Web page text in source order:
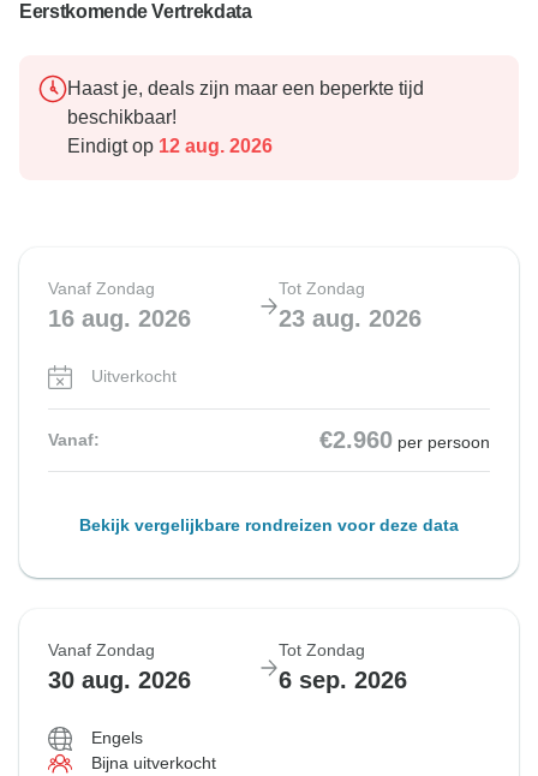
Eerstkomende Vertrekdata
Haast je, deals zijn maar een beperkte tijd
beschikbaar!
Eindigt op 12 aug. 2026
Vanaf Zondag
16 aug. 2026
Tot Zondag
23 aug. 2026
Uitverkocht
Vanaf: €2.960 per persoon
Bekijk vergelijkbare rondreizen voor deze data
Vanaf Zondag
30 aug. 2026
Tot Zondag
6 sep. 2026
Engels
Bijna uitverkocht